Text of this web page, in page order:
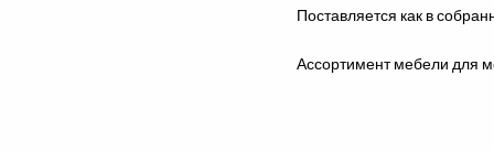
Поставляется как в
Ассортимент мебели для